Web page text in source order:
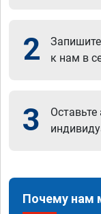
2
к нам в
3
Почему нам